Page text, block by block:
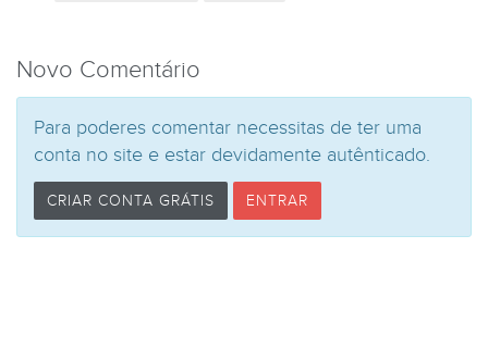
Novo Comentário
Para poderes comentar necessitas de ter uma
conta no site e estar devidamente autênticado.
CRIAR CONTA GRÁTIS ENTRAR